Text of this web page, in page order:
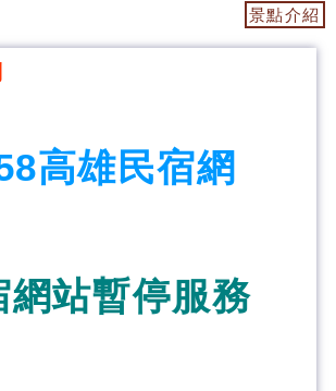
景點介紹
高雄民宿網
網站暫停服務